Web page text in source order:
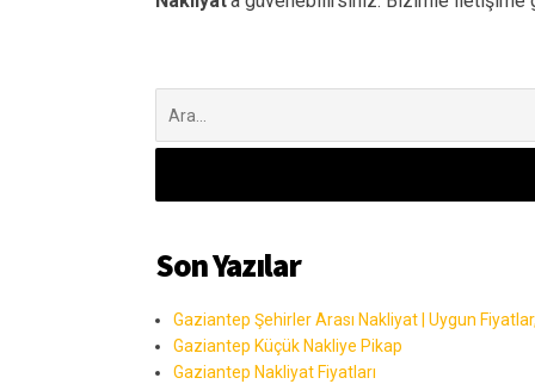
ara:
Son Yazılar
Gaziantep Şehirler Arası Nakliyat | Uygun Fiyatlar,
Gaziantep Küçük Nakliye Pikap
Gaziantep Nakliyat Fiyatları